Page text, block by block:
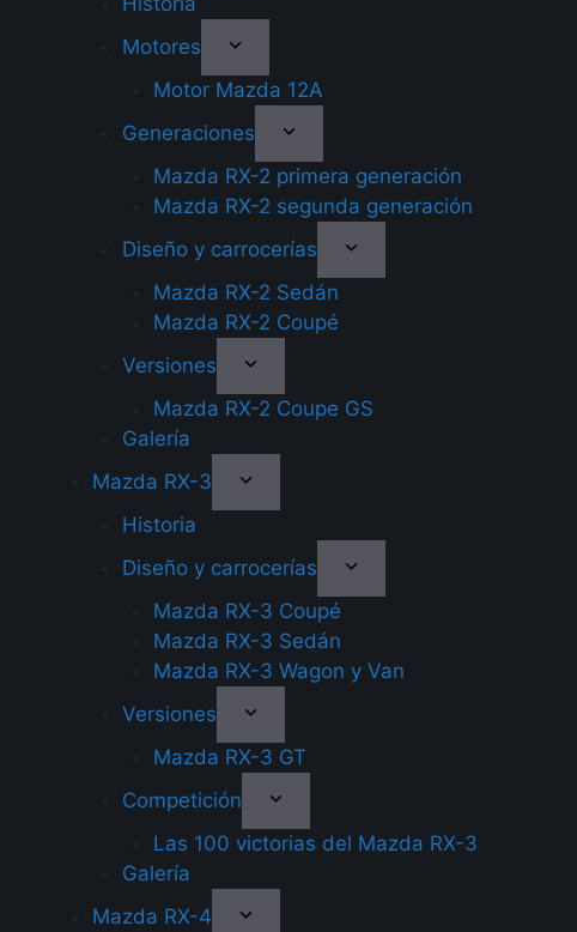
Motores
Motor Mazda 12A
Generaciones
Mazda RX-2 primera generación
Mazda RX-2 segunda generación
Diseño y carrocerías
Mazda RX-2 Sedán
Mazda RX-2 Coupé
Versiones
Mazda RX-2 Coupe GS
Galería
Mazda RX-3
Historia
Diseño y carrocerías
Mazda RX-3 Coupé
Mazda RX-3 Sedán
Mazda RX-3 Wagon y Van
Versiones
Mazda RX-3 GT
Competición
Las 100 victorias del Mazda RX-3
Galería
Mazda RX-4